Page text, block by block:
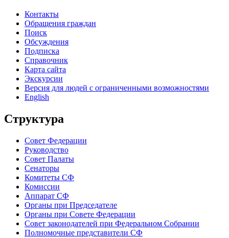
Контакты
Обращения граждан
Поиск
Обсуждения
Подписка
Справочник
Карта сайта
Экскурсии
Версия для людей с ограниченными возможностями
English
Структура
Совет Федерации
Руководство
Совет Палаты
Сенаторы
Комитеты СФ
Комиссии
Аппарат СФ
Органы при Председателе
Органы при Совете Федерации
Совет законодателей при Федеральном Собрании
Полномочные представители СФ